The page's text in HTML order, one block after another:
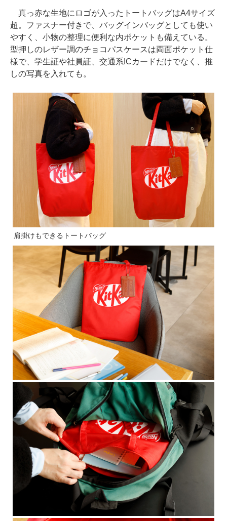
真っ赤な生地にロゴが入ったトートバッグはA4サイズ
超。ファスナー付きで、バッグインバッグとしても使い
やすく、小物の整理に便利な内ポケットも備えている。
型押しのレザー調のチョコパスケースは両面ポケット仕
様で、学生証や社員証、交通系ICカードだけでなく、推
しの写真を入れても。
肩掛けもできるトートバッグ